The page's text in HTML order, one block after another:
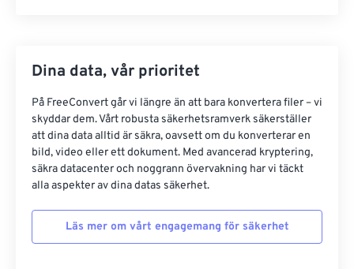
Dina data, vår prioritet
På FreeConvert går vi längre än att bara konvertera filer – vi
skyddar dem. Vårt robusta säkerhetsramverk säkerställer
att dina data alltid är säkra, oavsett om du konverterar en
bild, video eller ett dokument. Med avancerad kryptering,
säkra datacenter och noggrann övervakning har vi täckt
alla aspekter av dina datas säkerhet.
Läs mer om vårt engagemang för säkerhet